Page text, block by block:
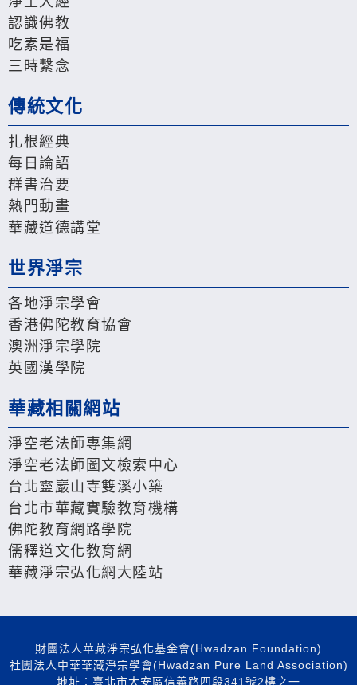
認識佛教
吃素是福
三時繫念
傳統文化
扎根經典
每日論語
群書治要
熱門動畫
華藏道德講堂
世界淨宗
各地淨宗學會
香港佛陀教育協會
澳洲淨宗學院
英國漢學院
華藏相關網站
淨空老法師專集網
淨空老法師圖文檢索中心
台北靈巖山寺雙溪小築
台北市華藏實驗教育機構
佛陀教育網路學院
儒釋道文化教育網
華藏淨宗弘化網大陸站
財團法人華藏淨宗弘化基金會(Hwadzan Foundation)
社團法人中華華藏淨宗學會(Hwadzan Pure Land Association)
地址：臺北市大安區信義路四段341號2樓之一